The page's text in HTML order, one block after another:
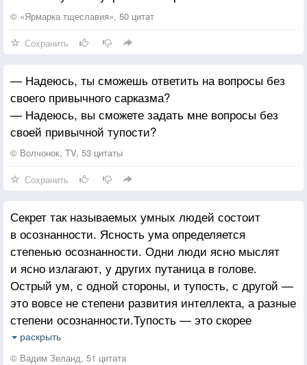
© «Ярмарка тщеславия», 50 цитат
Сохранить
— Надеюсь, ты сможешь ответить на вопросы без
своего привычного сарказма?
— Надеюсь, вы сможете задать мне вопросы без
своей привычной тупости?
© Волчонок, TV, 53 цитаты
Сохранить
Секрет так называемых умных людей состоит
в осознанности. Ясность ума определяется
степенью осознанности. Одни люди ясно мыслят
и ясно излагают, у других путаница в голове.
Острый ум, с одной стороны, и тупость, с другой —
это вовсе не степени развития интеллекта, а разные
степени осознанности.Тупость — это скорее
психологическая защита от нежеланной
информации: «Ничего я не хочу знать, отстаньте
раскрыть
© Вадим Зеланд, 51 цитата